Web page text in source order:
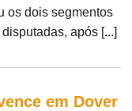
os dois segmentos
após [...]
em Dover